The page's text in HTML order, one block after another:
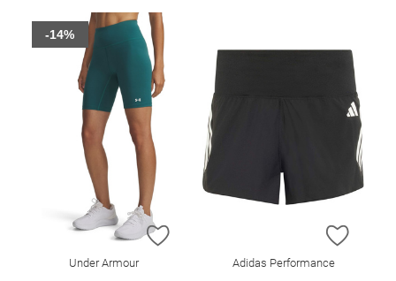
ZUR WUNSCHLISTE HINZUFÜGEN
Under Armour
-14%
ZUR
Adidas Performance